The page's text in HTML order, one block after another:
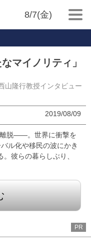
8/7(金)
マイノリティ」
山隆行教授インタビュー
2019/08/09
離脱――。世界に衝撃を
ル化や移民の波にかき
彼らの暮らしぶり、
PR